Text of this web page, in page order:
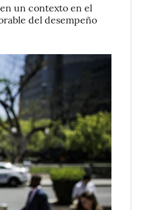
un contexto en el
del desempeño